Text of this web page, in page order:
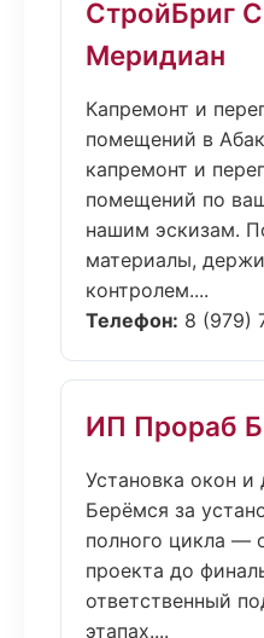
СтройБриг
Меридиан
Капремонт и
помещений в
капремонт и
помещений по
нашим эскизам.
материалы,
контролем....
Телефон: 8 (979)
ИП Прораб
Установка окон и
Берёмся за
полного цикла —
проекта до
ответственный
этапах....